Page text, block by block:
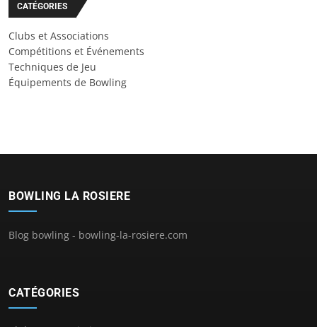
CATÉGORIES
Clubs et Associations
Compétitions et Événements
Techniques de Jeu
Équipements de Bowling
BOWLING LA ROSIERE
Blog bowling - bowling-la-rosiere.com
CATÉGORIES